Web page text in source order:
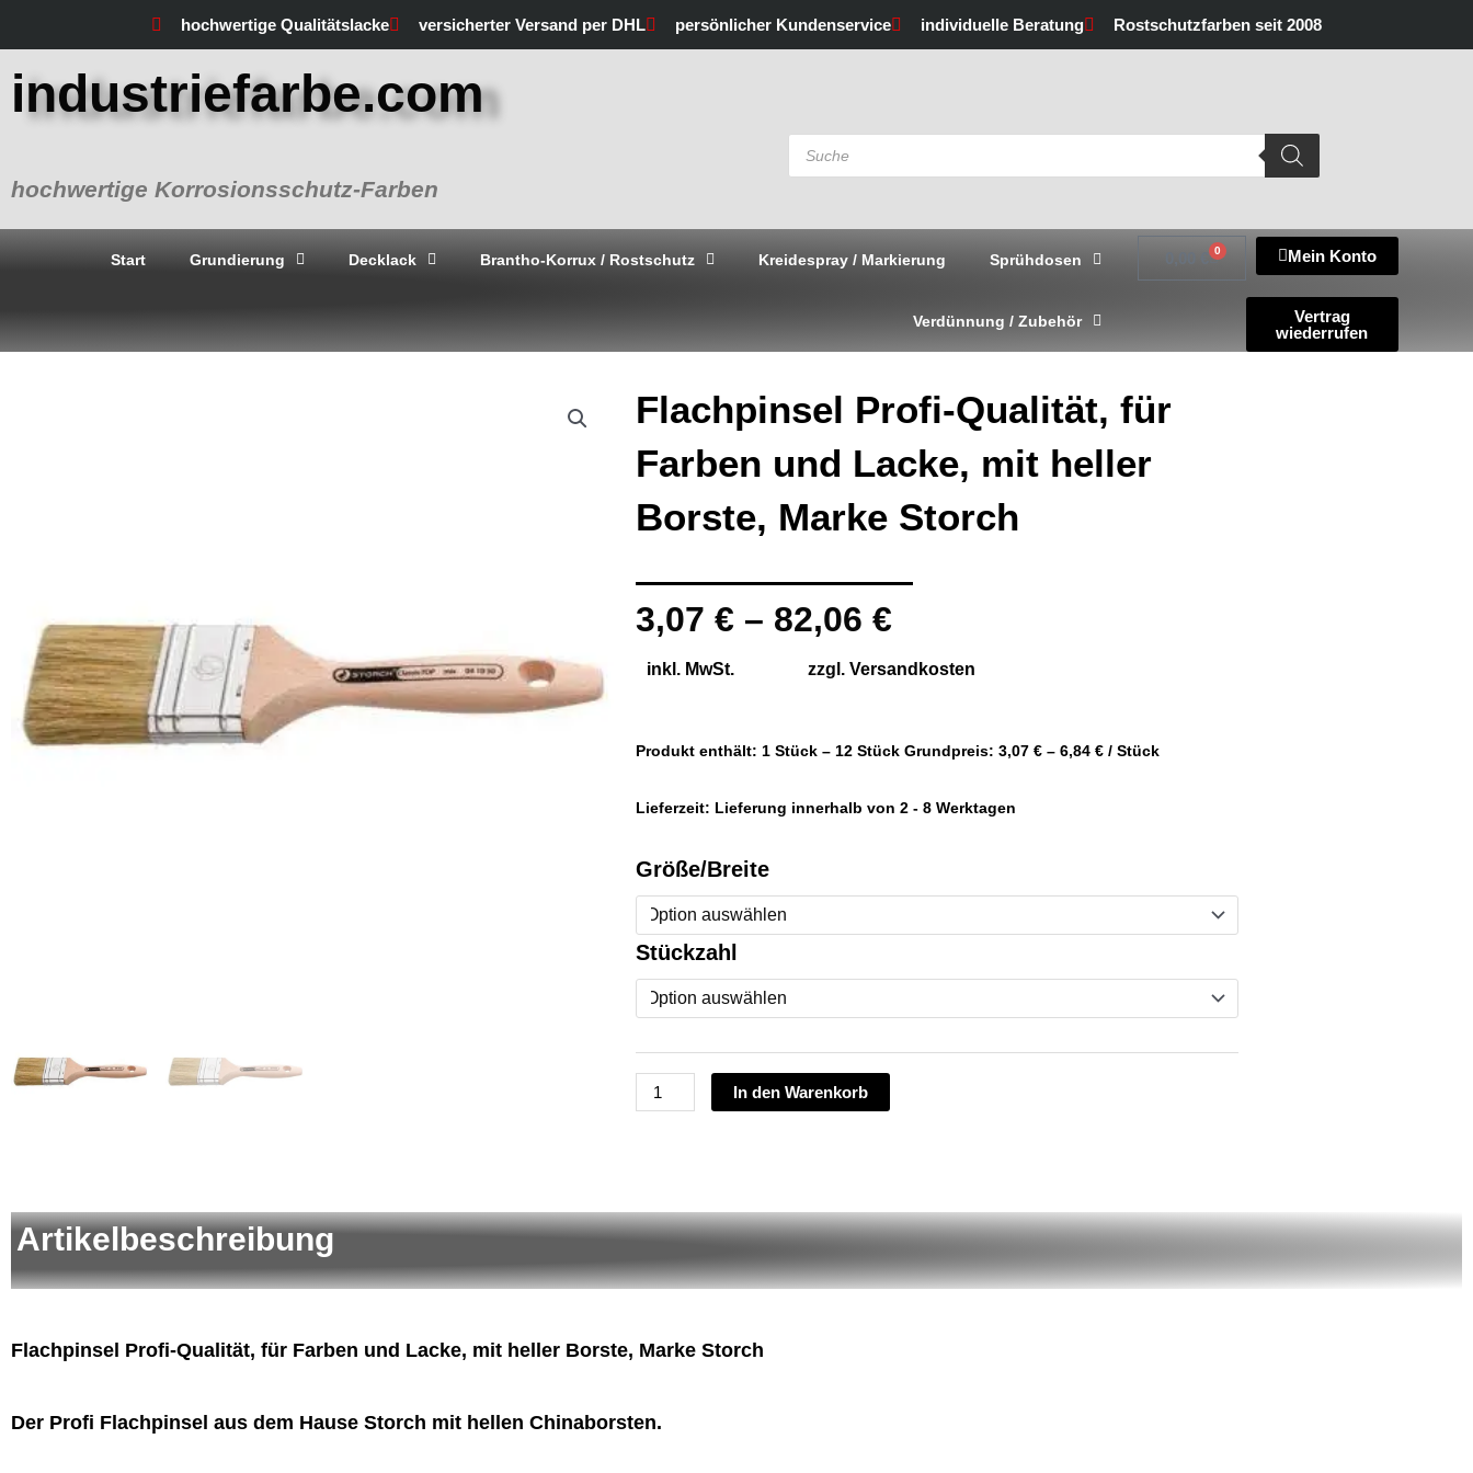
springen
hochwertige Qualitätslacke versicherter Versand per DHL persönlicher Kundenservice individuelle Beratung Rostschutzfarben seit 2008
industriefarbe.com
hochwertige Korrosionsschutz-Farben
Products
search
Start Grundierung Decklack Brantho-Korrux / Rostschutz Kreidespray / Markierung Sprühdosen
Verdünnung / Zubehör
0
WarenkorbMein Konto
Vertrag
wiederrufen
Flachpinsel Profi-Qualität, für
Farben und Lacke, mit heller
Borste, Marke Storch
3,07 € – 82,06 €
inkl. MwSt. zzgl. Versandkosten
Produkt enthält: 1 Stück – 12 Stück Grundpreis: 3,07 € – 6,84 € / Stück
Lieferzeit: Lieferung innerhalb von 2 - 8 Werktagen
Größe/Breite
Stückzahl
Flachpinsel
Profi-
Qualität,
für
Farben
und
mit
heller
Menge
In den Warenkorb
Artikelbeschreibung
Flachpinsel Profi-Qualität, für Farben und Lacke, mit heller Borste, Marke Storch
Der Profi Flachpinsel aus dem Hause Storch mit hellen Chinaborsten.